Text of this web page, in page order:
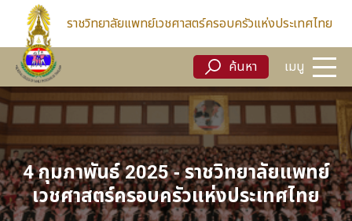
ราชวิทยาลัยแพทย์เวชศาสตร์ครอบครัวแห่งประเทศไทย
ค้นหา เมนู
ค้นหา เมนู
4 กุมภาพันธ์ 2025 - ราชวิทยาลัยแพทย์
เวชศาสตร์ครอบครัวแห่งประเทศไทย